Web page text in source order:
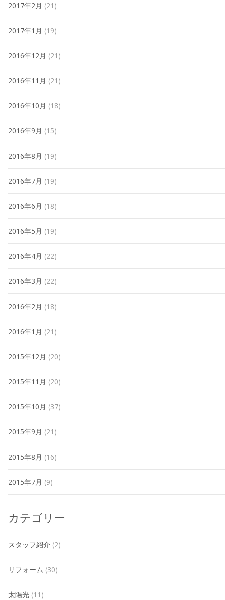
2017年2月 (21)
2017年1月 (19)
2016年12月 (21)
2016年11月 (21)
2016年10月 (18)
2016年9月 (15)
2016年8月 (19)
2016年7月 (19)
2016年6月 (18)
2016年5月 (19)
2016年4月 (22)
2016年3月 (22)
2016年2月 (18)
2016年1月 (21)
2015年12月 (20)
2015年11月 (20)
2015年10月 (37)
2015年9月 (21)
2015年8月 (16)
2015年7月 (9)
カテゴリー
スタッフ紹介 (2)
リフォーム (30)
太陽光 (11)